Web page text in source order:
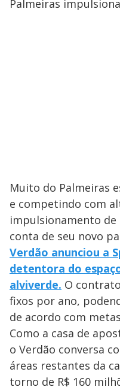
Palmeiras
Muito do Palmeiras
e competindo com
impulsionamento
conta de seu novo
Verdão anunciou a
detentora do
alviverde. O
fixos por ano,
de acordo com
Como a casa de
o Verdão conversa
áreas restantes da
torno de R$ 160